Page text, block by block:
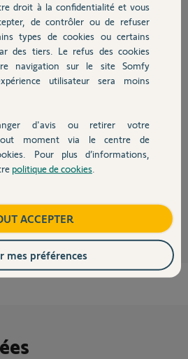
au fil de discussion
un récepteur RTS
portail-porte-de-garag...vous ne
télécommande IO.
a plus de 9 ans
droit à la confidentialité et vous
de contrôler ou de refuser
types de cookies ou certains
des tiers. Le refus des cookies
navigation sur le site Somfy
utilisateur sera moins
d'avis ou retirer votre
moment via le centre de
Pour plus d’informations,
politique de cookies
ACCEPTER
mes préférences